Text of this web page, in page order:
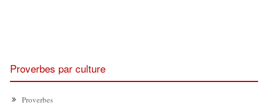
Proverbes par culture
Proverbes